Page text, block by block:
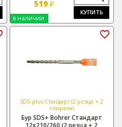
519 ₽
КУПИТЬ
в наличии
SDS-plus Стандарт (2 резца + 2
спирали)
Бур SDS+ Bohrer Стандарт
12х210/260 (2 резца + 2